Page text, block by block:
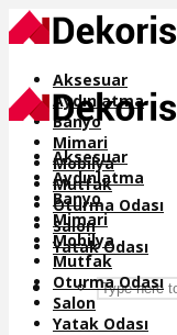
Aksesuar
Aydınlatma
Banyo
Mimari
Mobilya
Mutfak
Oturma Odası
Salon
Yatak Odası
Aksesuar
Aydınlatma
Banyo
Mimari
Mobilya
Mutfak
Oturma Odası
Salon
Yatak Odası